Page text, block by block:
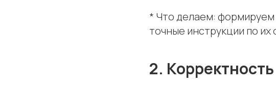
* Что делаем:
точные инструкции по
2.